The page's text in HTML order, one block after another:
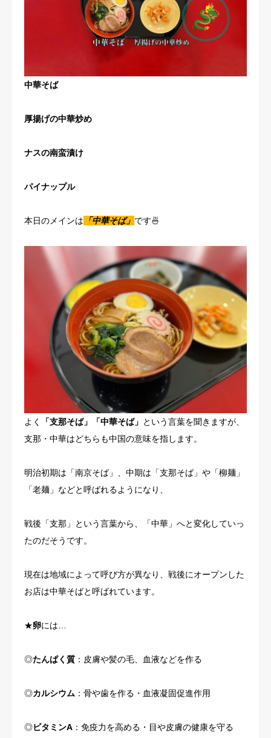
中華そば
厚揚げの中華炒め
ナスの南蛮漬け
パイナップル
本日のメインは 「中華そば」 です🍜
よく 「支那そば」「中華そば」 という言葉を聞きますが、
支那・中華はどちらも中国の意味を指します。
明治初期は「南京そば」、中期は「支那そば」や「柳麺」
「老麺」などと呼ばれるようになり、
戦後「支那」という言葉から、「中華」へと変化していっ
たのだそうです。
現在は地域によって呼び方が異なり、戦後にオープンした
お店は中華そばと呼ばれています。
★卵には…
◎たんぱく質 ：皮膚や髪の毛、血液などを作る
◎カルシウム ：骨や歯を作る・血液凝固促進作用
◎ビタミンA ：免疫力を高める・目や皮膚の健康を守る